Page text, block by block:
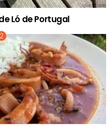
Ló de Portugal